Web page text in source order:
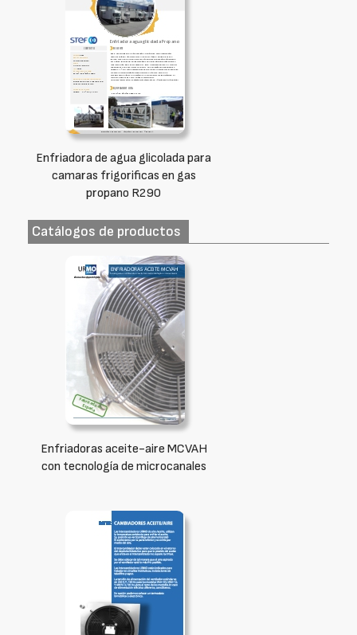
Enfriadora de agua glicolada para
camaras frigorificas en gas
propano R290
Catálogos de productos
Enfriadoras aceite-aire MCVAH
con tecnología de microcanales